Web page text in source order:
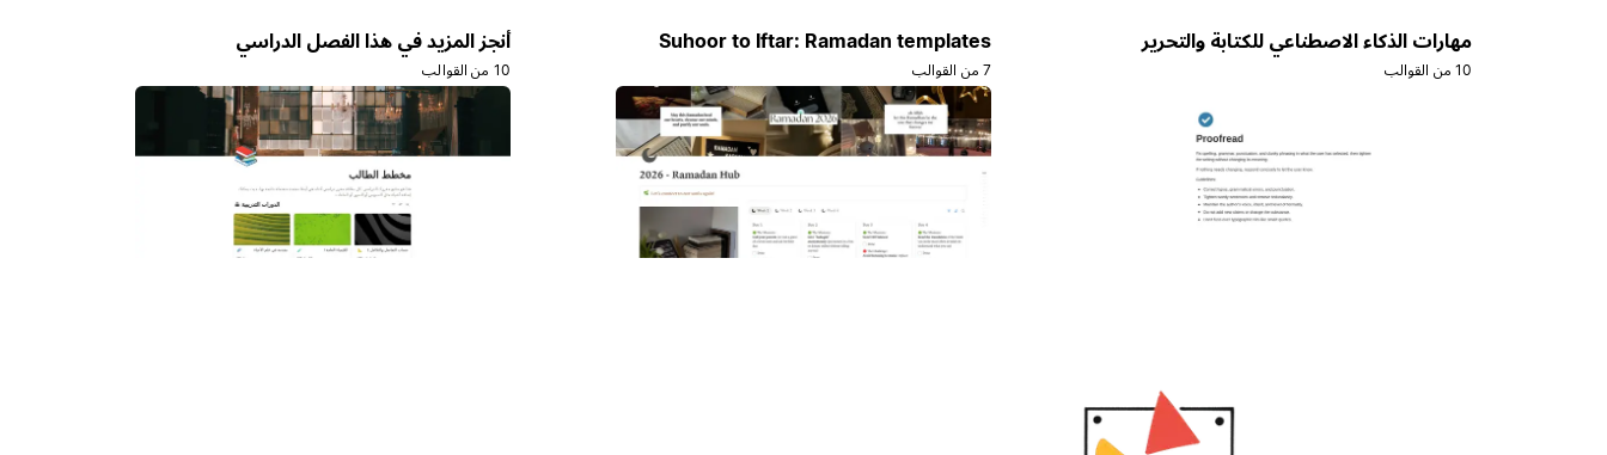
مهارات الذكاء الاصطناعي للكتابة والتحرير
10 من القوالب
Suhoor to Iftar: Ramadan templates
7 من القوالب
أنجز المزيد في هذا الفصل الدراسي
10 من القوالب